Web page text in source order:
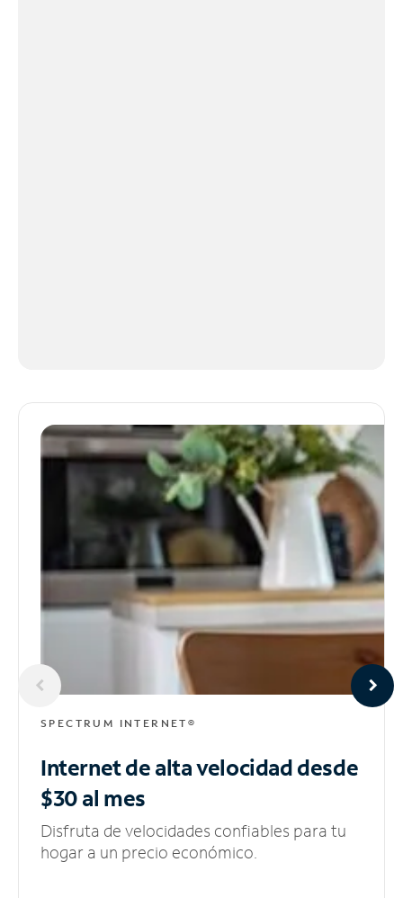
SPECTRUM INTERNET®
Internet de alta velocidaddesde
$30 al mes
Disfruta de velocidades confiables para tu
hogar a un precio económico.